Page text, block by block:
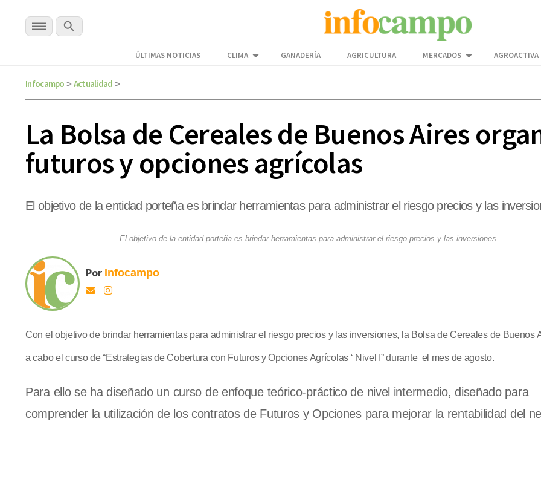
ÚLTIMAS NOTICIAS CLIMA GANADERÍA AGRICULTURA MERCADOS AGROACTIVA
Infocampo > Actualidad >
La Bolsa de Cereales de Buenos Aires
futuros y opciones agrícolas
El objetivo de la entidad porteña es brindar herramientas para administrar el riesgo precios y las
El objetivo de la entidad porteña es brindar herramientas para administrar el riesgo precios y las inversiones.
Por Infocampo
Con el objetivo de brindar herramientas para administrar el riesgo precios y las inversiones, la Bolsa de Cereales de Buenos
a cabo el curso de “Estrategias de Cobertura con Futuros y Opciones Agrícolas ‘ Nivel I” durante el mes de agosto.
Para ello se ha diseñado un curso de enfoque teórico-práctico de nivel intermedio, diseñado para
comprender la utilización de los contratos de Futuros y Opciones para mejorar la rentabilidad del